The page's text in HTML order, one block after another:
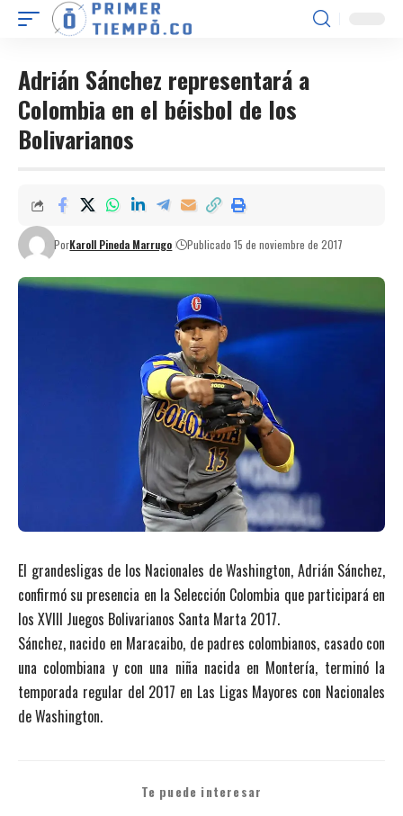
Adrián Sánchez representará a
Colombia en el béisbol de los
Bolivarianos
PorKaroll Pineda Marrugo Publicado 15 de noviembre de 2017
El grandesligas de los Nacionales de Washington, Adrián Sánchez,
confirmó su presencia en la Selección Colombia que participará en
los XVIII Juegos Bolivarianos Santa Marta 2017.
Sánchez, nacido en Maracaibo, de padres colombianos, casado con
una colombiana y con una niña nacida en Montería, terminó la
temporada regular del 2017 en Las Ligas Mayores con Nacionales
de Washington.
Te puede interesar